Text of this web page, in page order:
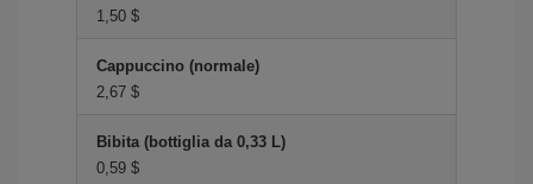
1,50 $
Cappuccino (normale)
2,67 $
Bibita (bottiglia da 0,33 L)
0,59 $